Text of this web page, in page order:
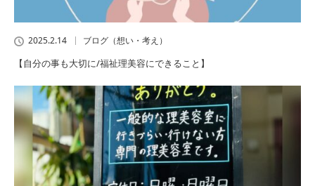
2025.2.14 ブログ（想い・考え）
【自分の事も大切に/福祉理美容にできること】